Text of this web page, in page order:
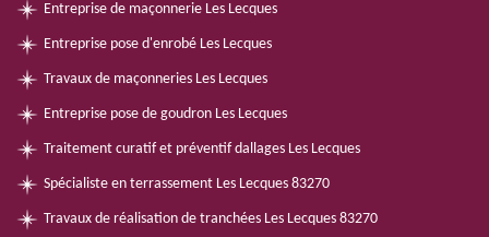
Entreprise de maçonnerie Les Lecques
Entreprise pose d'enrobé Les Lecques
Travaux de maçonneries Les Lecques
Entreprise pose de goudron Les Lecques
Traitement curatif et préventif dallages Les Lecques
Spécialiste en terrassement Les Lecques 83270
Travaux de réalisation de tranchées Les Lecques 83270